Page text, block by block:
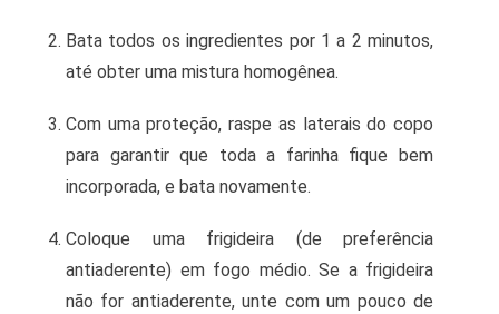
Bata todos os ingredientes por 1 a 2 minutos,
até obter uma mistura homogênea.
Com uma proteção, raspe as laterais do copo
para garantir que toda a farinha fique bem
incorporada, e bata novamente.
Coloque uma frigideira (de preferência
antiaderente) em fogo médio. Se a frigideira
não for antiaderente, unte com um pouco de